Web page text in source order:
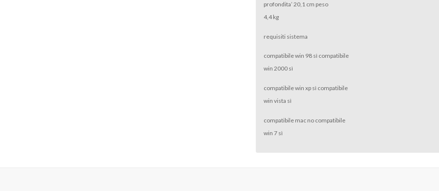
profondita’ 20,1 cm peso
4,4 kg
requisiti sistema
compatibile win 98 sì compatibile
win 2000 sì
compatibile win xp sì compatibile
win vista sì
compatibile mac no compatibile
win 7 sì